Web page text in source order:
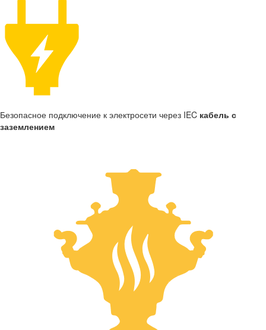
Безопасное подключение к электросети через IEC кабель с
заземлением